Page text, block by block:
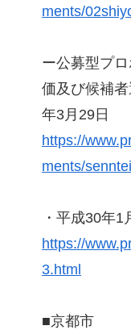
ments/
ー公募型プ
価及び候補
年3月29日
https://
ments/
・平成30年
https://
3.html
■京都市